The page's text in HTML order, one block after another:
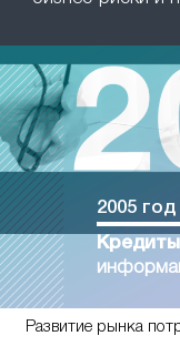
2005 год
Кредиты
Развитие рынка